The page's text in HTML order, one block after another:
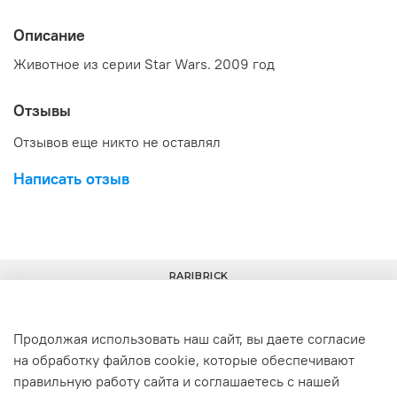
Описание
Животное из серии Star Wars. 2009 год
Отзывы
Отзывов еще никто не оставлял
Написать отзыв
+7(977) 633-00-30 info@raribrick.ru
RARIBRICK
Продолжая использовать наш сайт, вы даете согласие
на обработку файлов cookie, которые обеспечивают
правильную работу сайта и соглашаетесь с нашей